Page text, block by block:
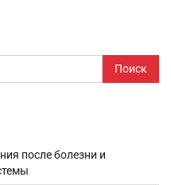
после болезни и